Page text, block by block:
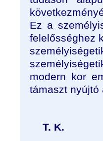
Ez a
felelősséghez
modern kor
támaszt nyújtó
T. K.